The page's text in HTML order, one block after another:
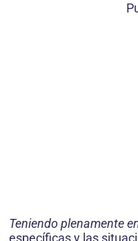
Teniendo plenamente